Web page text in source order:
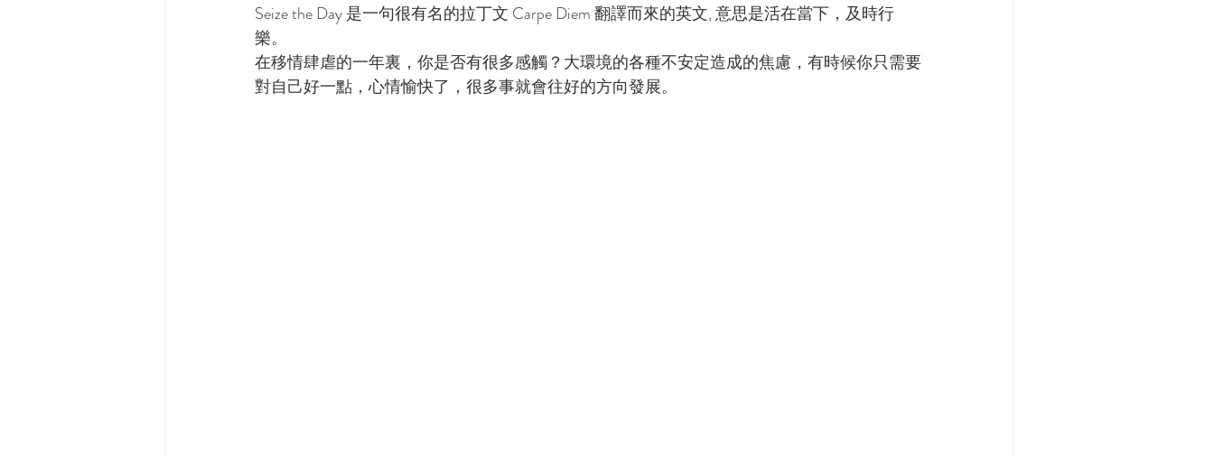
Seize the Day 是一句很有名的拉丁文 Carpe Diem 翻譯而來的英文, 意思是活在當下，及時行
樂。
在移情肆虐的一年裏，你是否有很多感觸？大環境的各種不安定造成的焦慮，有時候你只需要
對自己好一點，心情愉快了，很多事就會往好的方向發展。